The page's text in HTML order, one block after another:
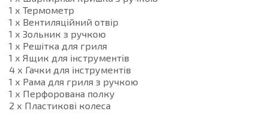
1 х Термометр
1 х Вентиляційний отвір
1 х Зольник з ручкою
1 х Решітка для гриля
1 х Ящик для інструментів
4 х Гачки для інструментів
1 х Рама для гриля з ручкою
1 х Перфорована полку
2 х Пластикові колеса